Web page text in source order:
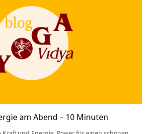
am Abend – 10 Minuten